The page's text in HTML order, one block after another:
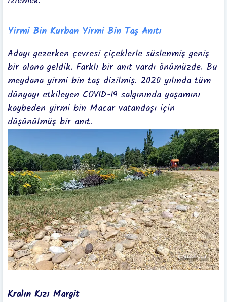
Yirmi Bin Kurban Yirmi Bin Taş Anıtı
Adayı gezerken çevresi çiçeklerle süslenmiş geniş
bir alana geldik. Farklı bir anıt vardı önümüzde. Bu
meydana yirmi bin taş dizilmiş. 2020 yılında tüm
dünyayı etkileyen COVID-19 salgınında yaşamını
kaybeden yirmi bin Macar vatandaşı için
düşünülmüş bir anıt.
Kralın Kızı Margit